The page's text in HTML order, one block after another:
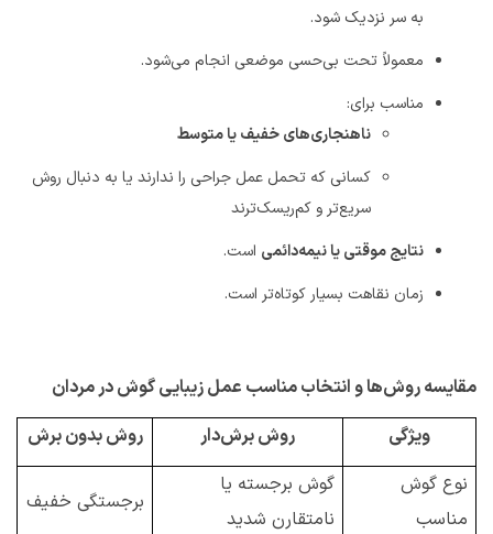
به سر نزدیک شود.
معمولاً تحت بی‌حسی موضعی انجام می‌شود.
مناسب برای:
ناهنجاری‌های خفیف یا متوسط
کسانی که تحمل عمل جراحی را ندارند یا به دنبال روش
سریع‌تر و کم‌ریسک‌ترند
نتایج موقتی یا نیمه‌دائمی است.
زمان نقاهت بسیار کوتاه‌تر است.
مقایسه روش‌ها و انتخاب مناسب عمل زیبایی گوش در مردان
ویژگی
روش برش‌دار
روش بدون برش
نوع گوش
مناسب
گوش برجسته یا
نامتقارن شدید
برجستگی خفیف